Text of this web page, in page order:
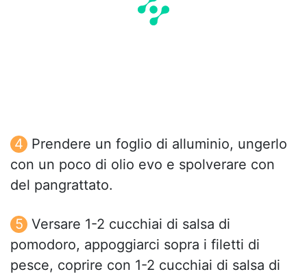
Prendere un foglio di alluminio, ungerlo
con un poco di olio evo e spolverare con
del pangrattato.
Versare 1-2 cucchiai di salsa di
pomodoro, appoggiarci sopra i filetti di
pesce, coprire con 1-2 cucchiai di salsa di